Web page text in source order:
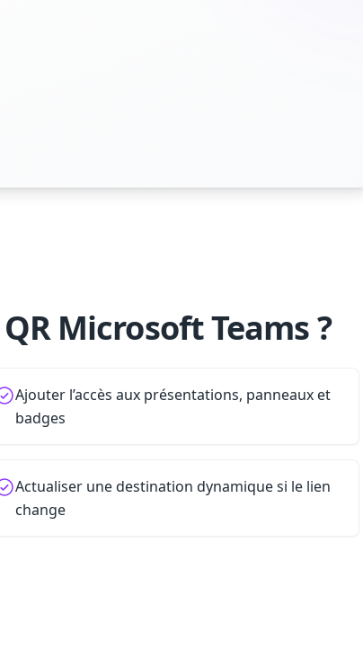
Microsoft Teams ?
Ajouter l’accès aux présentations, panneaux et
badges
Actualiser une destination dynamique si le lien
change